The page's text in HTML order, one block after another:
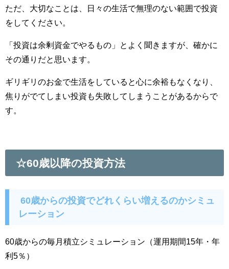
ただ、大切なことは、日々の生活で無理のない範囲で投資
をしてください。
「投資は余剰資金でやるもの」とよく聞きますが、確かに
その通りだと思います。
ギリギリのお金で生活をしていると心に余裕もなくなり、
焦りがでてしまい投資も失敗してしまうことがあるからで
す。
☆60歳以降の投資方法
60歳からの投資でどれくらい増えるのかシミュ
レーション
60歳からの毎月積立シミュレーション（運用期間15年・年
利5％）